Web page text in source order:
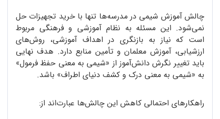
چالش آموزش شیمی در مدرسه‌ها تنها با خرید تجهیزات حل
نمی‌شود. این مسئله به نظام آموزشی و فرهنگی مربوط
است که نیاز به بازنگری در اهداف آموزشی، روش‌های
ارزشیابی، آموزش معلمان و تأمین منابع دارد. هدف نهایی
باید تغییر نگرش دانش‌آموز از «شیمی به معنی حفظ فرمول»
به «شیمی به معنی درک و کشف دنیای اطراف» باشد.
راهکارهای احتمالی کاهش این چالش‌ها عبارت‌اند از: